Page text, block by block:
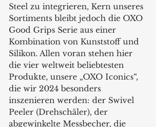
Steel zu integrieren, Kern unseres
Sortiments bleibt jedoch die OXO
Good Grips Serie aus einer
Kombination von Kunststoff und
Silikon. Allen voran stehen hier
die vier weltweit beliebtesten
Produkte, unsere „OXO Iconics“,
die wir 2024 besonders
inszenieren werden: der Swivel
Peeler (Drehschäler), der
abgewinkelte Messbecher, die